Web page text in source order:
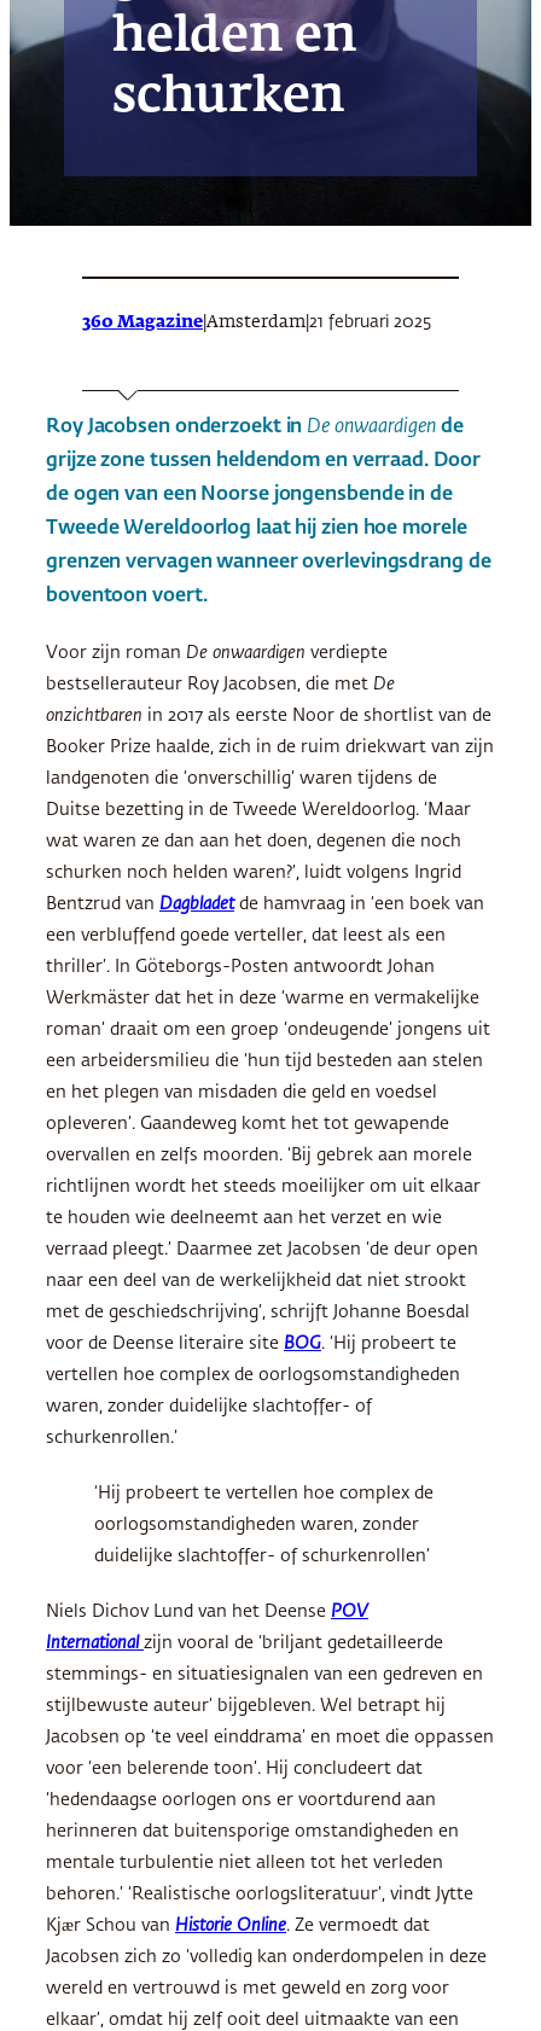
helden en
schurken
360 Magazine Amsterdam 21 februari 2025
Roy Jacobsen onderzoekt in De onwaardigende
grijze zone tussen heldendom en verraad. Door
de ogen van een Noorse jongensbende in de
Tweede Wereldoorlog laat hij zien hoe morele
grenzen vervagen wanneer overlevingsdrang de
boventoon voert.
Voor zijn roman De onwaardigen verdiepte
bestsellerauteur Roy Jacobsen, die met De
onzichtbaren in 2017 als eerste Noor de shortlist van de
Booker Prize haalde, zich in de ruim driekwart van zijn
landgenoten die ‘onverschillig’ waren tijdens de
Duitse bezetting in de Tweede Wereldoorlog. ‘Maar
wat waren ze dan aan het doen, degenen die noch
schurken noch helden waren?’, luidt volgens Ingrid
Bentzrud van Dagbladet de hamvraag in ‘een boek van
een verbluffend goede verteller, dat leest als een
thriller’. In Göteborgs-Posten antwoordt Johan
Werkmäster dat het in deze ‘warme en vermakelijke
roman’ draait om een groep ‘ondeugende’ jongens uit
een arbeidersmilieu die ‘hun tijd besteden aan stelen
en het plegen van misdaden die geld en voedsel
opleveren’. Gaandeweg komt het tot gewapende
overvallen en zelfs moorden. ‘Bij gebrek aan morele
richtlijnen wordt het steeds moeilijker om uit elkaar
te houden wie deelneemt aan het verzet en wie
verraad pleegt.’ Daarmee zet Jacobsen ‘de deur open
naar een deel van de werkelijkheid dat niet strookt
met de geschiedschrijving’, schrijft Johanne Boesdal
voor de Deense literaire site BOG. ‘Hij probeert te
vertellen hoe complex de oorlogsomstandigheden
waren, zonder duidelijke slachtoffer- of
schurkenrollen.’
‘Hij probeert te vertellen hoe complex de
oorlogsomstandigheden waren, zonder
duidelijke slachtoffer- of schurkenrollen’
Niels Dichov Lund van het Deense POV
International zijn vooral de ‘briljant gedetailleerde
stemmings- en situatiesignalen van een gedreven en
stijlbewuste auteur’ bijgebleven. Wel betrapt hij
Jacobsen op ‘te veel einddrama’ en moet die oppassen
voor ‘een belerende toon’. Hij concludeert dat
‘hedendaagse oorlogen ons er voortdurend aan
herinneren dat buitensporige omstandigheden en
mentale turbulentie niet alleen tot het verleden
behoren.’ ‘Realistische oorlogsliteratuur’, vindt Jytte
Kjær Schou van Historie Online. Ze vermoedt dat
Jacobsen zich zo ‘volledig kan onderdompelen in deze
wereld en vertrouwd is met geweld en zorg voor
elkaar’, omdat hij zelf ooit deel uitmaakte van een